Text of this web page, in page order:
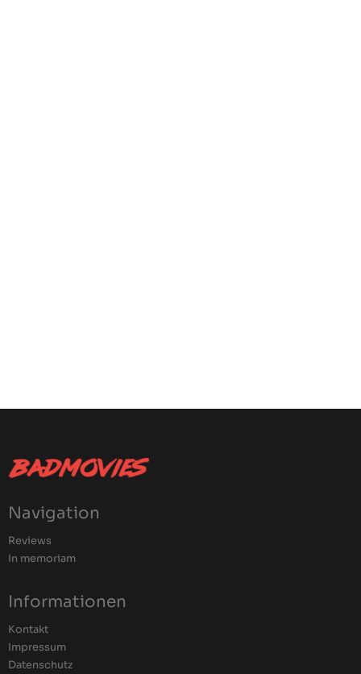
Navigation
Reviews
In memoriam
Informationen
Kontakt
Impressum
Datenschutz